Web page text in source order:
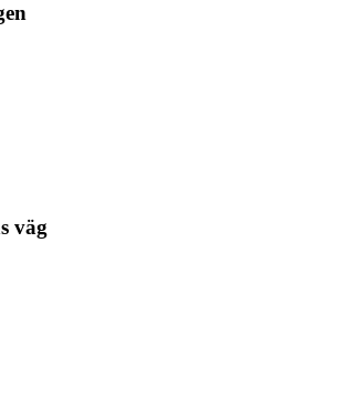
väg